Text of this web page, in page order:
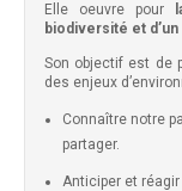
Elle oeuvre pour
biodiversité et
Son objectif est de
des enjeux
Connaître notre
partager.
Anticiper et